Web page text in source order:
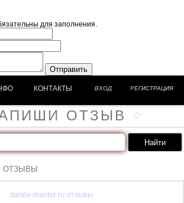
для заполнения.
Отправить
КОНТАКТЫ ВХОД РЕГИСТРАЦИЯ
ОТЗЫВЫ
danila-master.ru отзывы